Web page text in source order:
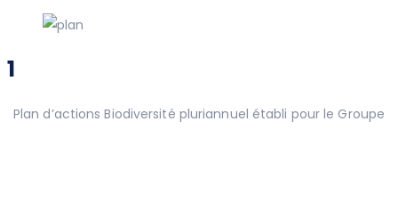
1
Plan d’actions Biodiversité pluriannuel établi pour le Groupe